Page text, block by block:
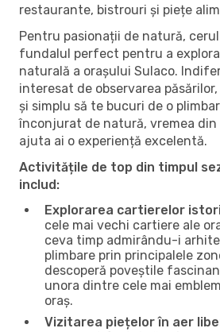
restaurante, bistrouri și piețe
Pentru pasionații de natură,
fundalul perfect pentru a
naturală a orașului Sulaco.
interesat de observarea
și simplu să te bucuri de o
înconjurat de natură, vremea
ajuta ai o experiență excelentă.
Activitățile de top din timpul
includ:
Explorarea cartierelor
cele mai vechi cartiere ale
ceva timp admirându-i
plimbare prin principalele
descoperă poveștile
unora dintre cele mai
oraș.
Vizitarea piețelor în aer